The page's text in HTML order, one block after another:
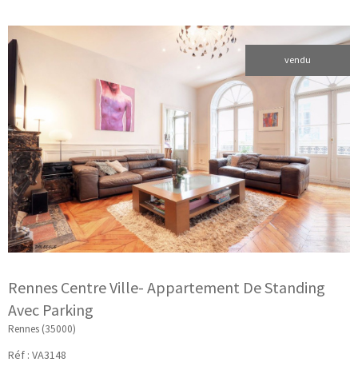
vendu
Rennes Centre Ville- Appartement De Standing
Avec Parking
Rennes (35000)
Réf : VA3148